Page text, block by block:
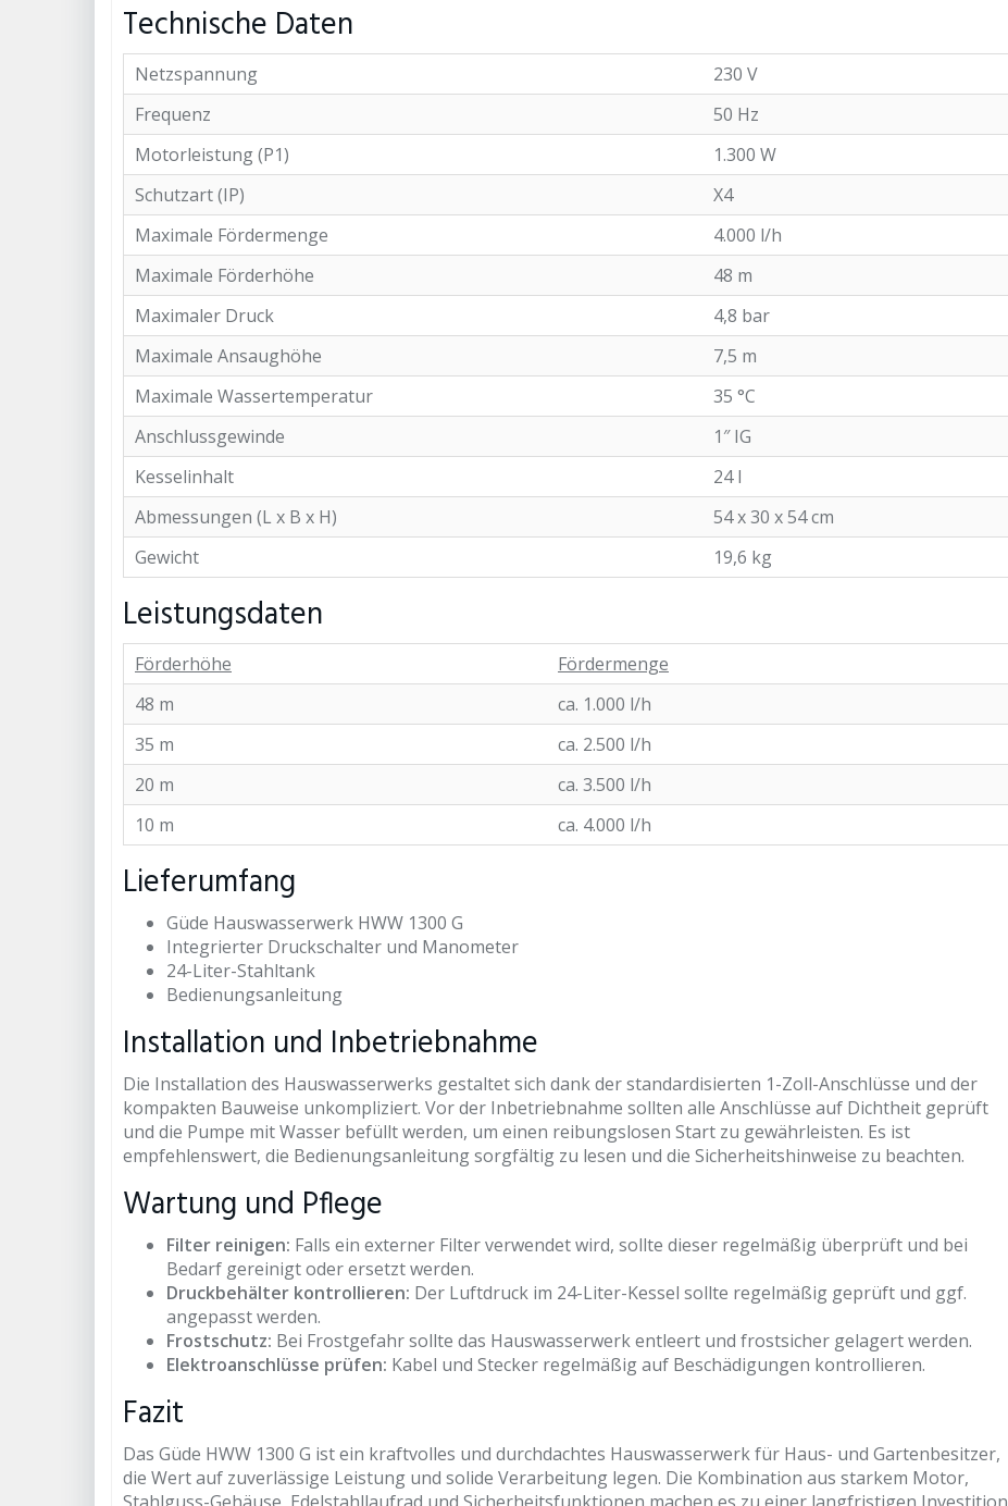
Technische Daten
Netzspannung
230 V
Frequenz
50 Hz
Motorleistung (P1)
1.300 W
Schutzart (IP)
X4
Maximale Fördermenge
4.000 l/h
Maximale Förderhöhe
48 m
Maximaler Druck
4,8 bar
Maximale Ansaughöhe
7,5 m
Maximale Wassertemperatur
35 °C
Anschlussgewinde
1″ IG
Kesselinhalt
24 l
Abmessungen (L x B x H)
54 x 30 x 54 cm
Gewicht
19,6 kg
Leistungsdaten
Förderhöhe
Fördermenge
48 m
ca. 1.000 l/h
35 m
ca. 2.500 l/h
20 m
ca. 3.500 l/h
10 m
ca. 4.000 l/h
Lieferumfang
Güde Hauswasserwerk HWW 1300 G
Integrierter Druckschalter und Manometer
24-Liter-Stahltank
Bedienungsanleitung
Installation und Inbetriebnahme
Die Installation des Hauswasserwerks gestaltet sich dank der standardisierten 1-Zoll-Anschlüsse und der
kompakten Bauweise unkompliziert. Vor der Inbetriebnahme sollten alle Anschlüsse auf Dichtheit geprüft
und die Pumpe mit Wasser befüllt werden, um einen reibungslosen Start zu gewährleisten. Es ist
empfehlenswert, die Bedienungsanleitung sorgfältig zu lesen und die Sicherheitshinweise zu beachten.
Wartung und Pflege
Filter reinigen: Falls ein externer Filter verwendet wird, sollte dieser regelmäßig überprüft und bei
Bedarf gereinigt oder ersetzt werden.
Druckbehälter kontrollieren: Der Luftdruck im 24-Liter-Kessel sollte regelmäßig geprüft und ggf.
angepasst werden.
Frostschutz: Bei Frostgefahr sollte das Hauswasserwerk entleert und frostsicher gelagert werden.
Elektroanschlüsse prüfen: Kabel und Stecker regelmäßig auf Beschädigungen kontrollieren.
Fazit
Das Güde HWW 1300 G ist ein kraftvolles und durchdachtes Hauswasserwerk für Haus- und Gartenbesitzer,
die Wert auf zuverlässige Leistung und solide Verarbeitung legen. Die Kombination aus starkem Motor,